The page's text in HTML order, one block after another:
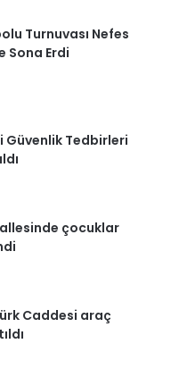
Turnuvası Nefes
Sona Erdi
Güvenlik Tedbirleri
çocuklar
Caddesi araç